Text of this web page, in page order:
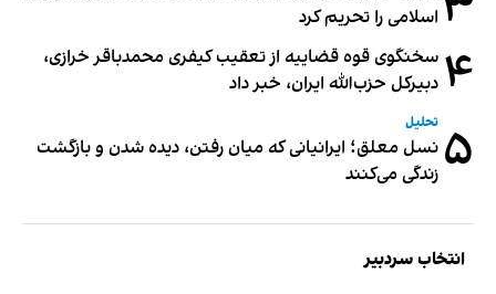
اسلامی را تحریم کرد
۴ سخنگوی قوه قضاییه از تعقیب کیفری محمدباقر خرازی،
دبیر‌کل حزب‌الله ایران، خبر داد
۵ تحلیل
نسل معلق؛ ایرانیانی که میان رفتن، دیده شدن و بازگشت
زندگی می‌کنند
انتخاب سردبیر